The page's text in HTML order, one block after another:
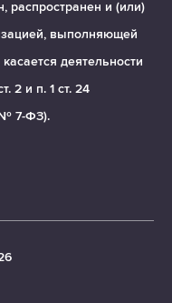
распространен и (или)
выполняющей
деятельности
2 и п. 1 ст. 24
№ 7-ФЗ).